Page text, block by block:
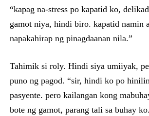
“kapag na-stress po kapatid ko,
gamot niya, hindi biro. kapatid namin
napakahirap ng pinagdaanan nila.”
Tahimik si roly. Hindi siya umiiyak,
puno ng pagod. “sir, hindi ko po
pasyente. pero kailangan kong
bote ng gamot, parang tali sa buhay